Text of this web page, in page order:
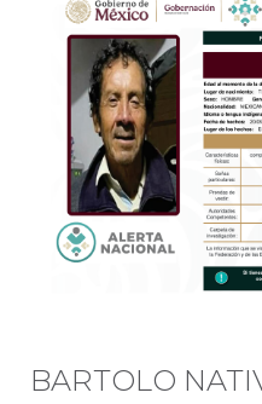
BARTOLO